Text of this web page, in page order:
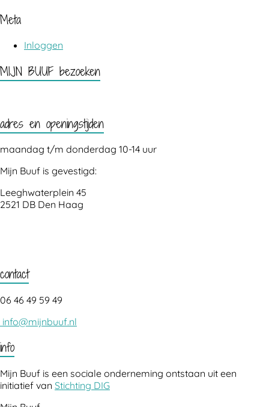
Meta
Inloggen
MIJN BUUF bezoeken
adres en openingstijden
maandag t/m donderdag 10-14 uur
Mijn Buuf is gevestigd:
Leeghwaterplein 45
2521 DB Den Haag
contact
06 46 49 59 49
info@mijnbuuf.nl
info
Mijn Buuf is een sociale onderneming ontstaan uit een
initiatief van Stichting DIG